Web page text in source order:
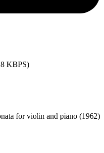
KBPS)
for violin and piano (1962)